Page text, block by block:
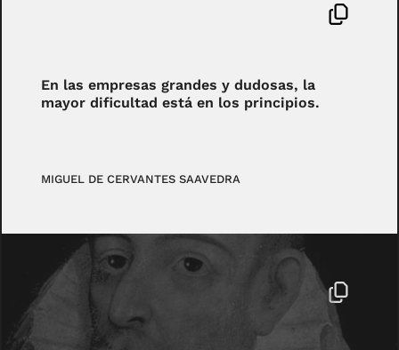
En las empresas grandes y dudosas, la
mayor dificultad está en los principios.
MIGUEL DE CERVANTES SAAVEDRA